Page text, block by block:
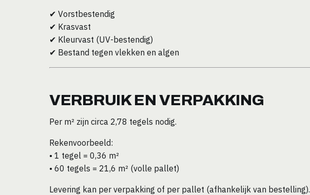
✔ Vorstbestendig
✔ Krasvast
✔ Kleurvast (UV-bestendig)
✔ Bestand tegen vlekken en algen
VERBRUIK EN VERPAKKING
Per m² zijn circa 2,78 tegels nodig.
Rekenvoorbeeld:
• 1 tegel = 0,36 m²
• 60 tegels = 21,6 m² (volle pallet)
Levering kan per verpakking of per pallet (afhankelijk van bestelling).